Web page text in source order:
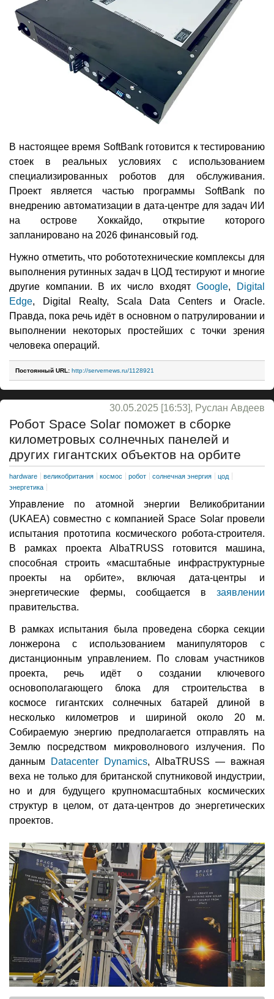
В настоящее время SoftBank готовится к тестированию
стоек в реальных условиях с использованием
специализированных роботов для обслуживания.
Проект является частью программы SoftBank по
внедрению автоматизации в дата-центре для задач ИИ
на острове Хоккайдо, открытие которого
запланировано на 2026 финансовый год.
Нужно отметить, что робототехнические комплексы для
выполнения рутинных задач в ЦОД тестируют и многие
другие компании. В их число входятGoogle,
Digital
Edge, Digital Realty, Scala Data Centers и Oracle.
Правда, пока речь идёт в основном о патрулировании и
выполнении некоторых простейших с точки зрения
человека операций.
Постоянный URL: http://servernews.ru/1128921
30.05.2025 [16:53], Руслан Авдеев
Робот Space Solar поможет в сборке
километровых солнечных панелей и
других гигантских объектов на орбите
hardware великобритания космос робот солнечная энергия
цод
энергетика
Управление по атомной энергии Великобритании
(UKAEA) совместно с компанией Space Solar провели
испытания прототипа космического робота-строителя.
В рамках проекта AlbaTRUSS готовится машина,
способная строить «масштабные инфраструктурные
проекты на орбите», включая дата-центры и
энергетические фермы, сообщается в заявлении
правительства.
В рамках испытания была проведена сборка секции
лонжерона с использованием манипуляторов с
дистанционным управлением. По словам участников
проекта, речь идёт о создании ключевого
основополагающего блока для строительства в
космосе гигантских солнечных батарей длиной в
несколько километров и шириной около 20 м.
Собираемую энергию предполагается отправлять на
Землю посредством микроволнового излучения. По
данным
Datacenter Dynamics, AlbaTRUSS — важная
веха не только для британской спутниковой индустрии,
но и для будущего крупномасштабных космических
структур в целом, от дата-центров до энергетических
проектов.